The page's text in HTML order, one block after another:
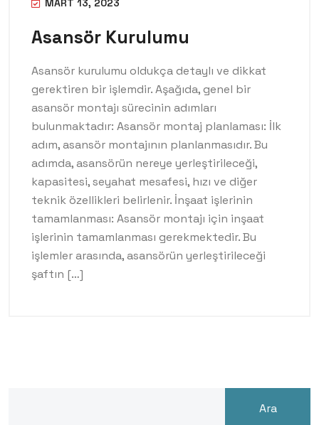
MART 13, 2023
Asansör Kurulumu
Asansör kurulumu oldukça detaylı ve dikkat
gerektiren bir işlemdir. Aşağıda, genel bir
asansör montajı sürecinin adımları
bulunmaktadır: Asansör montaj planlaması: İlk
adım, asansör montajının planlanmasıdır. Bu
adımda, asansörün nereye yerleştirileceği,
kapasitesi, seyahat mesafesi, hızı ve diğer
teknik özellikleri belirlenir. İnşaat işlerinin
tamamlanması: Asansör montajı için inşaat
işlerinin tamamlanması gerekmektedir. Bu
işlemler arasında, asansörün yerleştirileceği
şaftın […]
Ara